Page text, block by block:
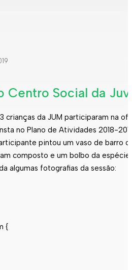
Centro Social da
crianças da JUM participaram na
no Plano de Atividades 2018-
pintou um vaso de barro
composto e um bolbo da
algumas fotografias da sessão:
{